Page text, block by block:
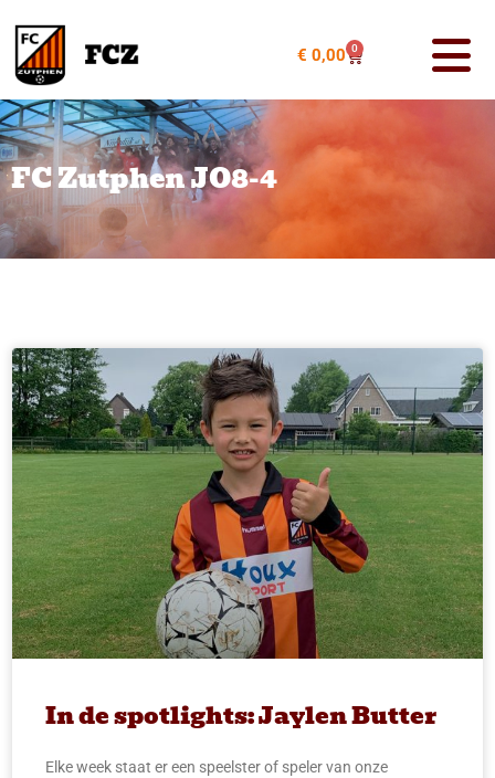
€ 0,00 0
FC Zutphen JO8-4
In de spotlights: Jaylen Butter
Elke week staat er een speelster of speler van onze